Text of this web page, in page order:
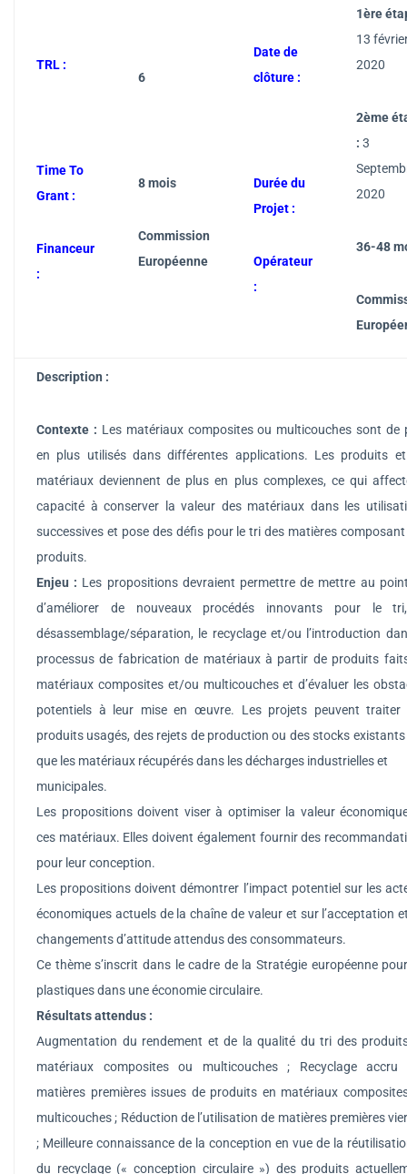
TRL :
Time To
Grant :
Financeur
:
6
8 mois
Commission
Européenne
Date de
clôture :
Durée du
Projet :
Opérateur
:
1ère
13
2020
2ème
: 3
2020
36-48
Description :
Contexte : Les matériaux composites ou multicouches sont de
en plus utilisés dans différentes applications. Les produits
matériaux deviennent de plus en plus complexes, ce qui
capacité à conserver la valeur des matériaux dans les
successives et pose des défis pour le tri des matières
produits.
Enjeu : Les propositions devraient permettre de mettre au
d’améliorer de nouveaux procédés innovants pour le
désassemblage/séparation, le recyclage et/ou l’introduction
processus de fabrication de matériaux à partir de produits
matériaux composites et/ou multicouches et d’évaluer les
potentiels à leur mise en œuvre. Les projets peuvent traiter
produits usagés, des rejets de production ou des stocks
que les matériaux récupérés dans les décharges industrielles et
municipales.
Les propositions doivent viser à optimiser la valeur
ces matériaux. Elles doivent également fournir des
pour leur conception.
Les propositions doivent démontrer l’impact potentiel sur les
économiques actuels de la chaîne de valeur et sur l’acceptation
changements d’attitude attendus des consommateurs.
Ce thème s’inscrit dans le cadre de la Stratégie européenne
plastiques dans une économie circulaire.
Résultats attendus :
Augmentation du rendement et de la qualité du tri des
matériaux composites ou multicouches ; Recyclage accru
matières premières issues de produits en matériaux
multicouches ; Réduction de l’utilisation de matières premières
; Meilleure connaissance de la conception en vue de la
du recyclage (« conception circulaire ») des produits